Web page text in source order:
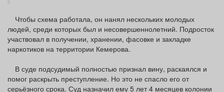
Чтобы схема работала, он нанял нескольких молодых
людей, среди которых был и несовершеннолетний. Подросток
участвовал в получении, хранении, фасовке и закладке
наркотиков на территории Кемерова.
В суде подсудимый полностью признал вину, раскаялся и
помог раскрыть преступление. Но это не спасло его от
серьёзного срока. Суд назначил ему 5 лет 4 месяцев колонии